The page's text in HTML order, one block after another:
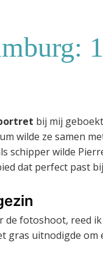
bij mij
wilde ze samen
schipper wilde
dat perfect past
fotoshoot, reed
gras uitnodigde